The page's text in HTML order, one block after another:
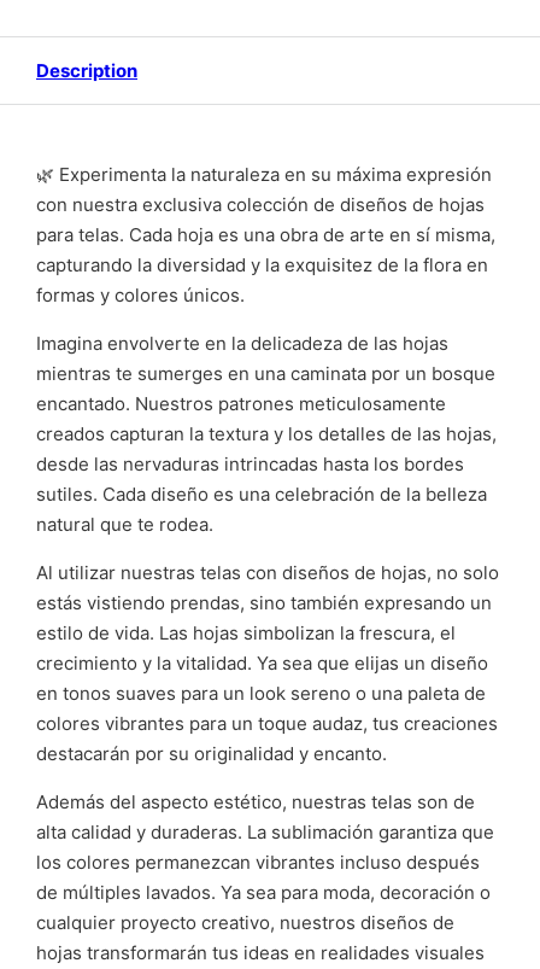
Description
🌿 Experimenta la naturaleza en su máxima expresión
con nuestra exclusiva colección de diseños de hojas
para telas. Cada hoja es una obra de arte en sí misma,
capturando la diversidad y la exquisitez de la flora en
formas y colores únicos.
Imagina envolverte en la delicadeza de las hojas
mientras te sumerges en una caminata por un bosque
encantado. Nuestros patrones meticulosamente
creados capturan la textura y los detalles de las hojas,
desde las nervaduras intrincadas hasta los bordes
sutiles. Cada diseño es una celebración de la belleza
natural que te rodea.
Al utilizar nuestras telas con diseños de hojas, no solo
estás vistiendo prendas, sino también expresando un
estilo de vida. Las hojas simbolizan la frescura, el
crecimiento y la vitalidad. Ya sea que elijas un diseño
en tonos suaves para un look sereno o una paleta de
colores vibrantes para un toque audaz, tus creaciones
destacarán por su originalidad y encanto.
Además del aspecto estético, nuestras telas son de
alta calidad y duraderas. La sublimación garantiza que
los colores permanezcan vibrantes incluso después
de múltiples lavados. Ya sea para moda, decoración o
cualquier proyecto creativo, nuestros diseños de
hojas transformarán tus ideas en realidades visuales